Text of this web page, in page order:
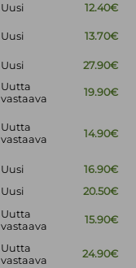
Uusi
12.40€
Uusi 13.70€
Uusi 27.90€
Uutta
vastaava
19.90€
Uutta
vastaava
14.90€
Uusi
16.90€
Uusi
20.50€
Uutta
vastaava
15.90€
Uutta
vastaava
24.90€